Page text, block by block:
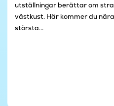
utställningar berättar om
västkust. Här kommer du
största...